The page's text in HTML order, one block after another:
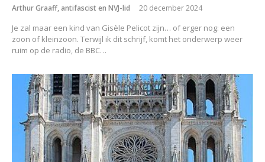
Arthur Graaff, antifascist en NVJ-lid 20 december 2024
Je zal maar een kind van Gisèle Pelicot zijn… of erger nog: een
zoon of kleinzoon. Terwijl ik dit schrijf, komt het onderwerp weer
ruim op de radio, de BBC…